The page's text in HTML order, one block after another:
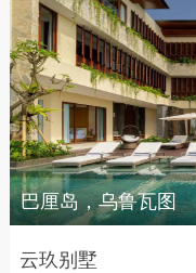
巴厘岛，乌鲁瓦图
云玖别墅